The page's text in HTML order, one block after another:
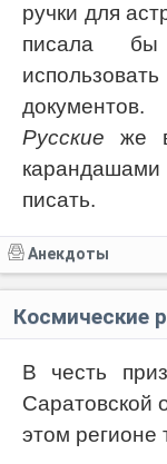
ручки для
писала
документов.
Русские же
писать.
Анекдоты
Космические
В честь
Саратовской
этом регионе